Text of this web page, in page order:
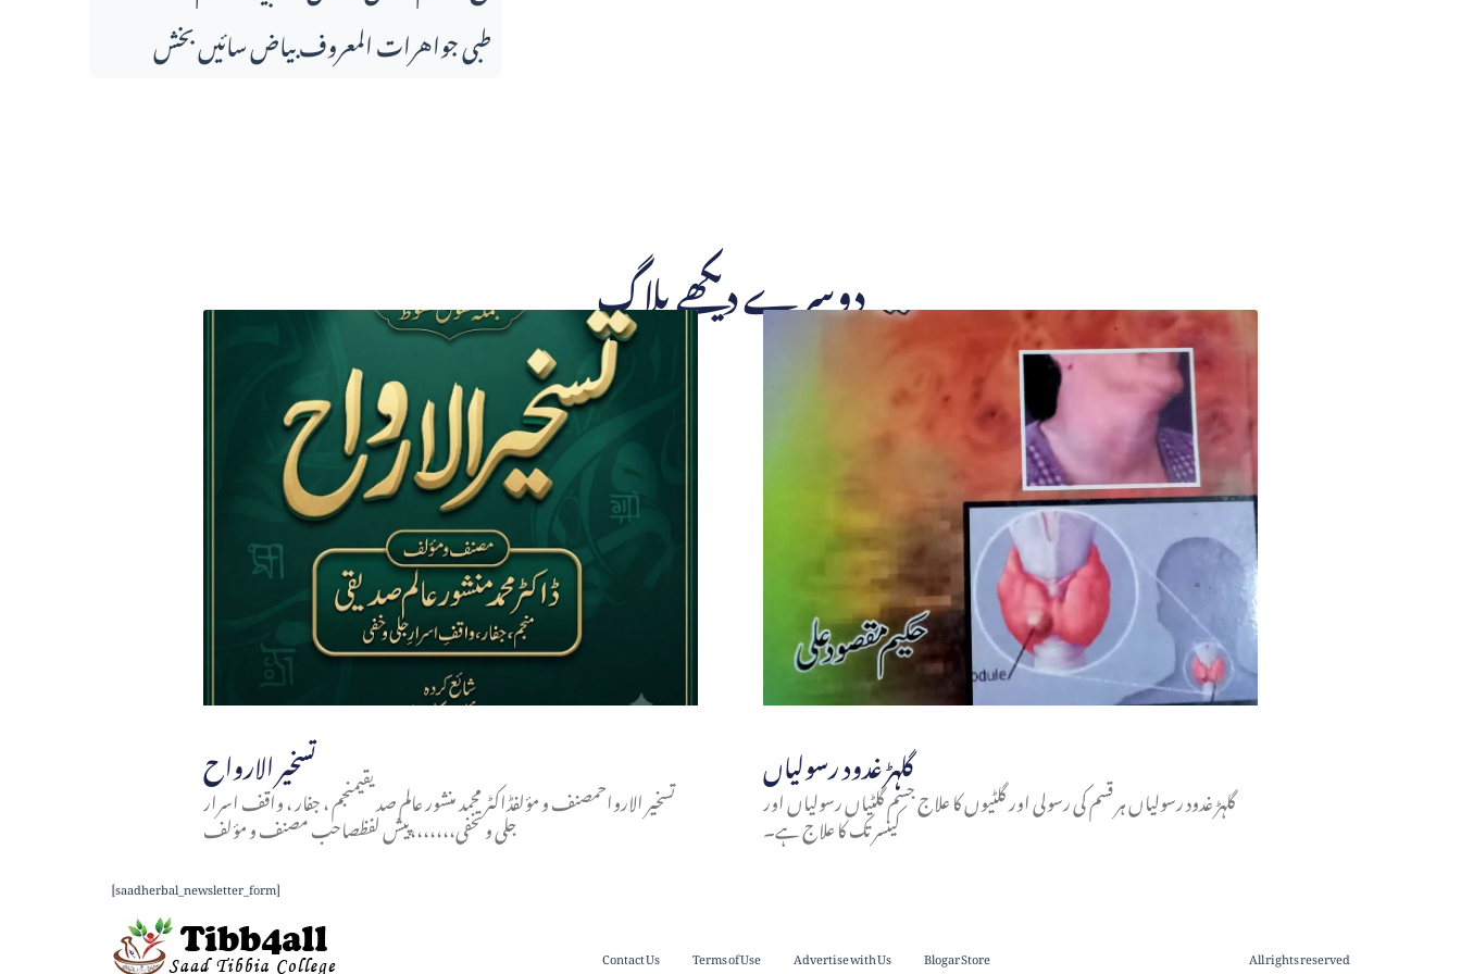
طبی جواهرات المعروف بیاض سائیں بخش
دوسرے دیکھے بلاگ
تسخير الارواح
تسخير الارواحمصنف و مؤلفڈاکٹر محمد منشور عالم صدیقیمنجم ، جفار ، واقف اسرار
جلی و تخفی،،،،،،،پیش لفظصاحب مصنف و مؤلف
گلہڑ غدود رسولیاں
گلہڑ غدود رسولیاں ہر قسم کی رسولی اور گلٹیوں کا علاج جسم گلٹیاں رسولیاں اور
کینسر تک کا علاج ہے۔
[saadherbal_newsletter_form]
Contact Us Terms of Use Advertise with Us Blogar Store All rights reserved